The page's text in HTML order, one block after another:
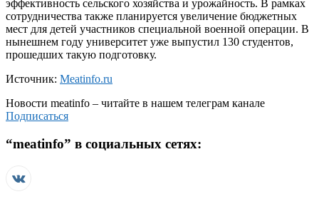
эффективность сельского хозяйства и урожайность. В рамках
сотрудничества также планируется увеличение бюджетных
мест для детей участников специальной военной операции. В
нынешнем году университет уже выпустил 130 студентов,
прошедших такую подготовку.
Источник: Meatinfo.ru
Новости meatinfo – читайте в нашем телеграм канале
Подписаться
“meatinfo” в социальных сетях: